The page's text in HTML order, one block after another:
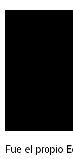
Fue el propio